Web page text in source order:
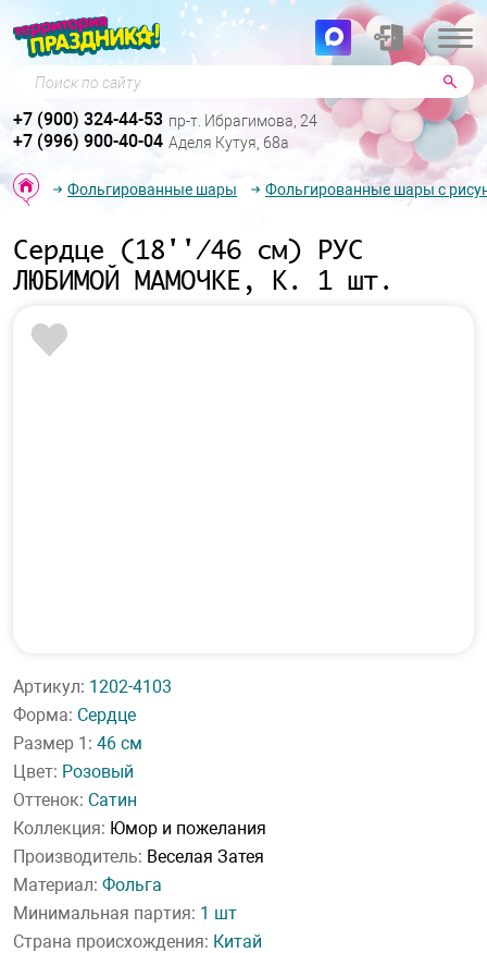
Поиск по сайту
+7 (900) 324-44-53 пр-т. Ибрагимова, 24
+7 (996) 900-40-04 Аделя Кутуя, 68а
Фольгированные шары Фольгированные шары с
Сердце (18''/46 см) РУС
ЛЮБИМОЙ МАМОЧКЕ, К. 1 шт.
Артикул: 1202-4103
Форма: Сердце
Размер 1: 46 см
Цвет: Розовый
Оттенок: Сатин
Коллекция: Юмор и пожелания
Производитель: Веселая Затея
Материал: Фольга
Минимальная партия: 1 шт
Страна происхождения: Китай